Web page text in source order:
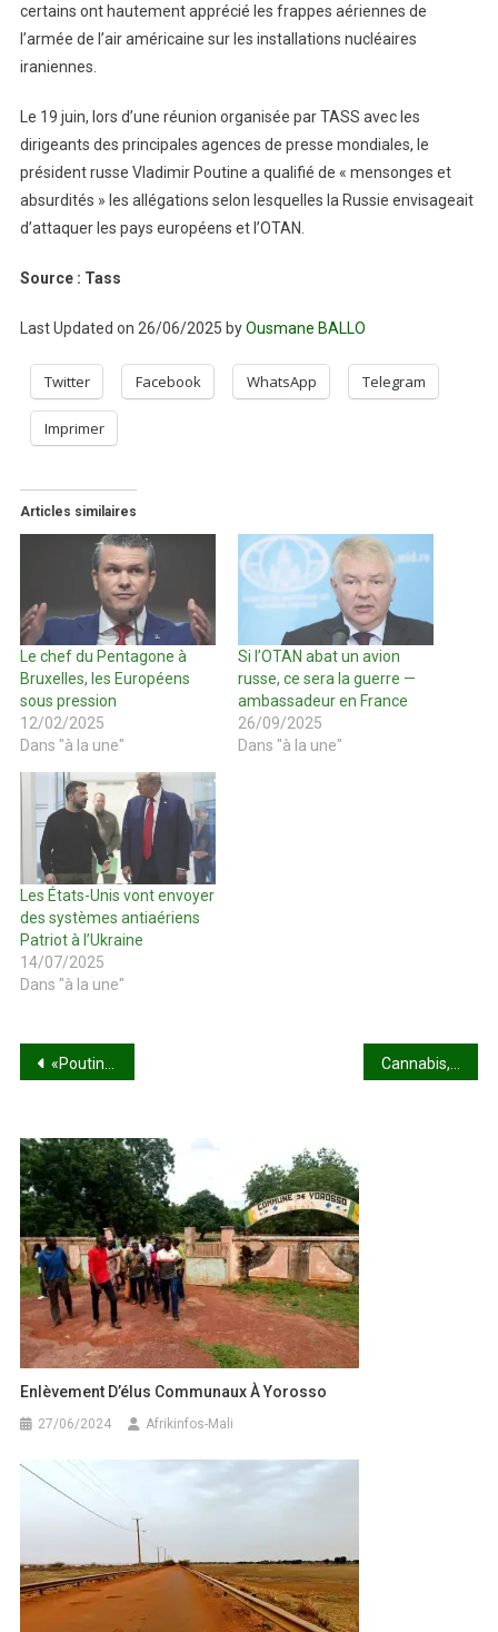
certains ont hautement apprécié les frappes aériennes de
l’armée de l’air américaine sur les installations nucléaires
iraniennes.
Le 19 juin, lors d’une réunion organisée par TASS avec les
dirigeants des principales agences de presse mondiales, le
président russe Vladimir Poutine a qualifié de « mensonges et
absurdités » les allégations selon lesquelles la Russie envisageait
d’attaquer les pays européens et l’OTAN.
Source : Tass
Last Updated on 26/06/2025 byOusmane BALLO
Twitter Facebook WhatsApp Telegram
Imprimer
Articles similaires
Le chef du Pentagone à
Bruxelles, les Européens
sous pression
12/02/2025
Dans "à la une"
Si l’OTAN abat un avion
russe, ce sera la guerre —
ambassadeur en France
26/09/2025
Dans "à la une"
Les États-Unis vont envoyer
des systèmes antiaériens
Patriot à l’Ukraine
14/07/2025
Dans "à la une"
Navigation
l’article
«Poutine est devenu la bête noire de l’Occident»
Enlèvement D’élus Communaux À Yorosso
27/06/2024 Afrikinfos-Mali